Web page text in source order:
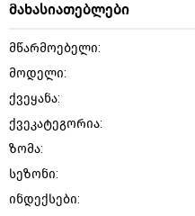
მახასიათებლები
მწარმოებელი:
მოდელი:
ქვეყანა:
ქვეკატეგორია:
ზომა:
სეზონი:
ინდექსები: